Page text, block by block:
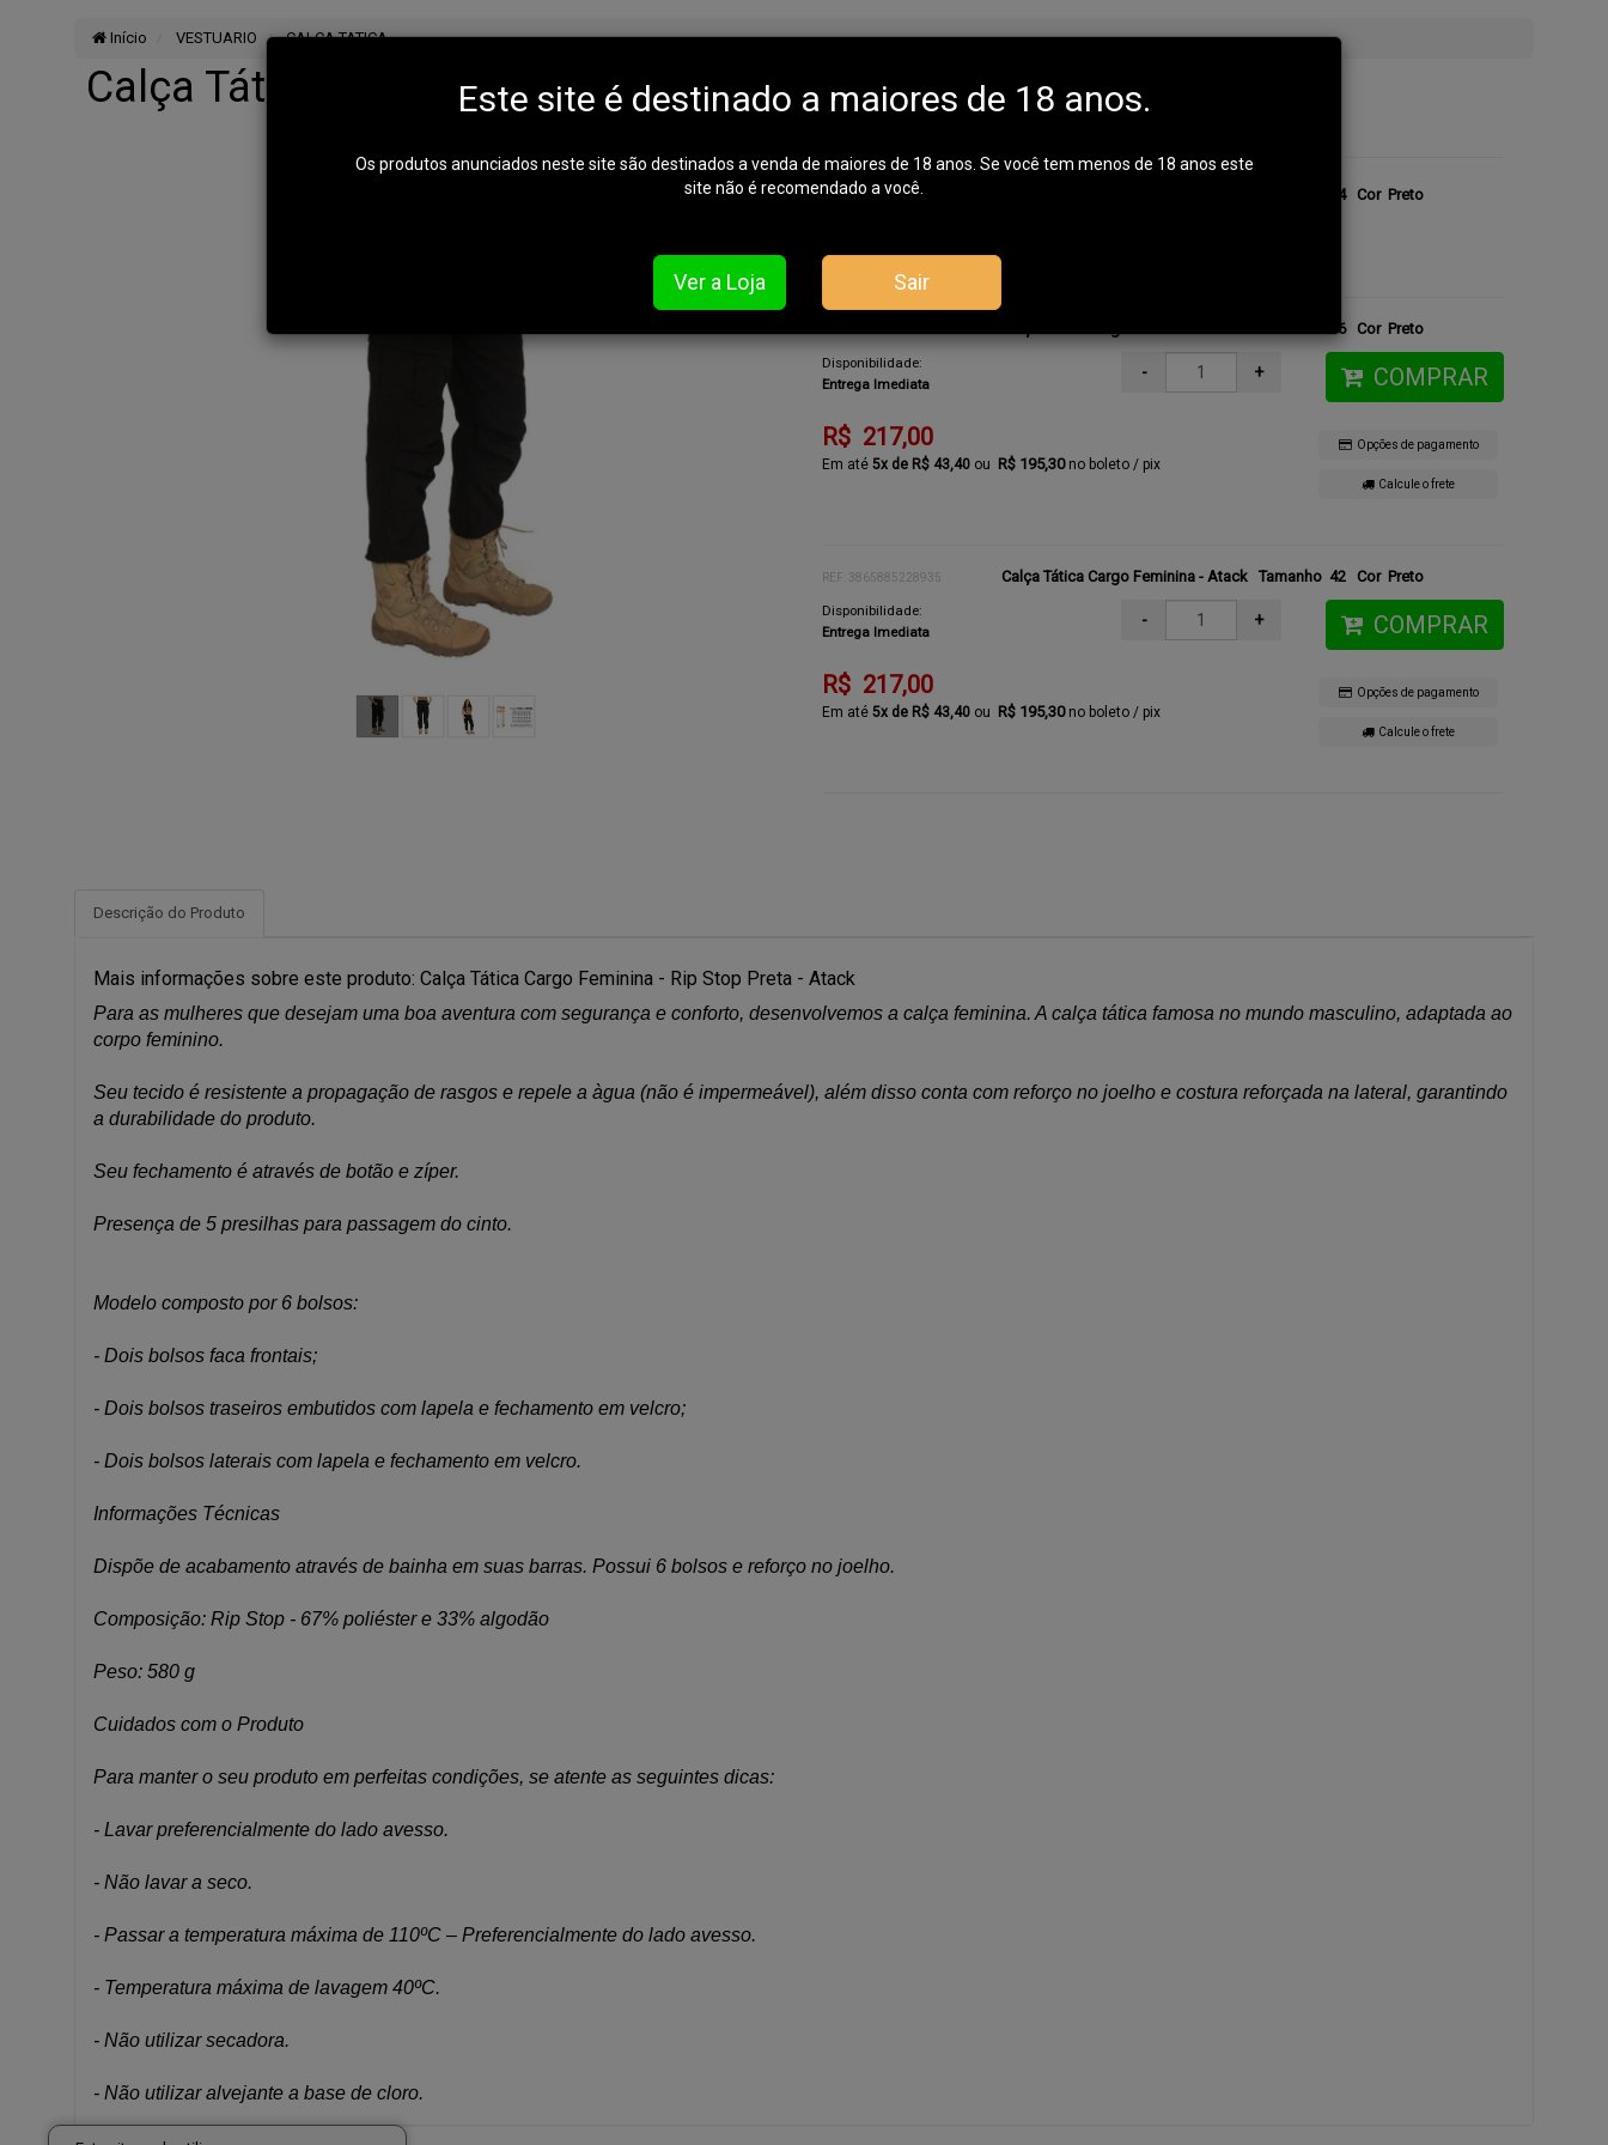
Início VESTUARIO CALCA TATICA
Calça Tática Cargo Feminina - Rip Stop Preta - Atack
REF: 656-015480038 Calça Tática Cargo Feminina - Atack Tamanho 44 Cor Preto
Calça Tática Cargo Feminina - Atack Tamanho 36 Cor Preto
Disponibilidade:
Entrega Imediata
- + COMPRAR
R$ 217,00
5x de R$ 43,40 R$ 195,30 no boleto / pix
Opções de pagamento
Calcule o frete
REF: 3865885228935 Calça Tática Cargo Feminina - Atack Tamanho 42 Cor Preto
Disponibilidade:
Entrega Imediata
- + COMPRAR
R$ 217,00
5x de R$ 43,40 R$ 195,30 no boleto / pix
Opções de pagamento
Calcule o frete
Descrição do Produto
Mais informações sobre este produto: Calça Tática Cargo Feminina - Rip Stop Preta - Atack
Para as mulheres que desejam uma boa aventura com segurança e conforto, desenvolvemos a calça feminina. A calça tática famosa no mundo masculino, adaptada ao
corpo feminino.
Seu tecido é resistente a propagação de rasgos e repele a àgua (não é impermeável), além disso conta com reforço no joelho e costura reforçada na lateral, garantindo
a durabilidade do produto.
Seu fechamento é através de botão e zíper.
Presença de 5 presilhas para passagem do cinto.
Modelo composto por 6 bolsos:
- Dois bolsos faca frontais;
- Dois bolsos traseiros embutidos com lapela e fechamento em velcro;
- Dois bolsos laterais com lapela e fechamento em velcro.
Informações Técnicas
Dispõe de acabamento através de bainha em suas barras. Possui 6 bolsos e reforço no joelho.
Composição: Rip Stop - 67% poliéster e 33% algodão
Peso: 580 g
Cuidados com o Produto
Para manter o seu produto em perfeitas condições, se atente as seguintes dicas:
- Lavar preferencialmente do lado avesso.
- Não lavar a seco.
- Passar a temperatura máxima de 110ºC – Preferencialmente do lado avesso.
- Temperatura máxima de lavagem 40ºC.
- Não utilizar secadora.
- Não utilizar alvejante a base de cloro.
Este site é destinado a maiores de 18 anos.
Os produtos anunciados neste site são destinados a venda de maiores de 18 anos. Se você tem menos de 18 anos este
site não é recomendado a você.
Ver a Loja Sair